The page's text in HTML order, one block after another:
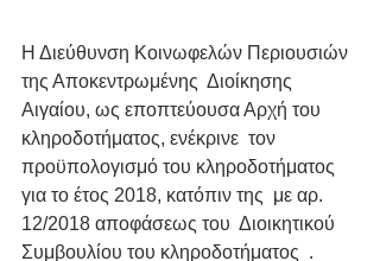
Η Διεύθυνση Κοινωφελών Περιουσιών
της Αποκεντρωμένης  Διοίκησης
Αιγαίου, ως εποπτεύουσα Αρχή του
κληροδοτήματος, ενέκρινε  τον
προϋπολογισμό του κληροδοτήματος
για το έτος 2018, κατόπιν της  με αρ.
12/2018 αποφάσεως του  Διοικητικού
Συμβουλίου του κληροδοτήματος  .